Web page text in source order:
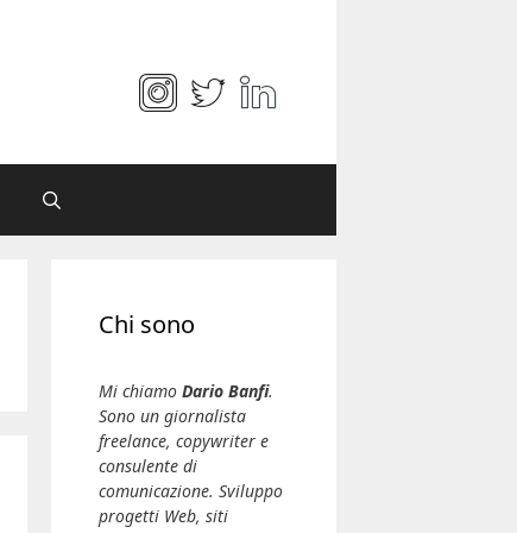
Chi sono
Mi chiamo Dario Banfi.
Sono un giornalista
freelance, copywriter e
consulente di
comunicazione. Sviluppo
progetti Web, siti